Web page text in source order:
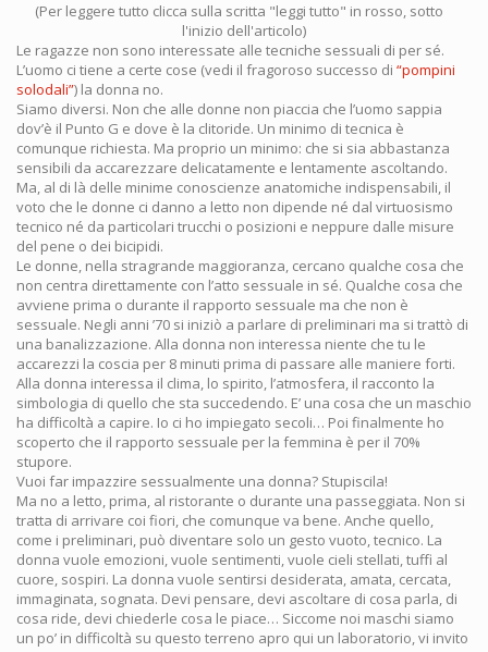
(Per leggere tutto clicca sulla scritta "leggi tutto" in rosso, sotto
l'inizio dell'articolo)
Le ragazze non sono interessate alle tecniche sessuali di per sé.
L’uomo ci tiene a certe cose (vedi il fragoroso successo di “pompini
solodali”) la donna no.
Siamo diversi. Non che alle donne non piaccia che l’uomo sappia
dov’è il Punto G e dove è la clitoride. Un minimo di tecnica è
comunque richiesta. Ma proprio un minimo: che si sia abbastanza
sensibili da accarezzare delicatamente e lentamente ascoltando.
Ma, al di là delle minime conoscienze anatomiche indispensabili, il
voto che le donne ci danno a letto non dipende né dal virtuosismo
tecnico né da particolari trucchi o posizioni e neppure dalle misure
del pene o dei bicipidi.
Le donne, nella stragrande maggioranza, cercano qualche cosa che
non centra direttamente con l’atto sessuale in sé. Qualche cosa che
avviene prima o durante il rapporto sessuale ma che non è
sessuale. Negli anni ’70 si iniziò a parlare di preliminari ma si trattò di
una banalizzazione. Alla donna non interessa niente che tu le
accarezzi la coscia per 8 minuti prima di passare alle maniere forti.
Alla donna interessa il clima, lo spirito, l’atmosfera, il racconto la
simbologia di quello che sta succedendo. E’ una cosa che un maschio
ha difficoltà a capire. Io ci ho impiegato secoli… Poi finalmente ho
scoperto che il rapporto sessuale per la femmina è per il 70%
stupore.
Vuoi far impazzire sessualmente una donna? Stupiscila!
Ma no a letto, prima, al ristorante o durante una passeggiata. Non si
tratta di arrivare coi fiori, che comunque va bene. Anche quello,
come i preliminari, può diventare solo un gesto vuoto, tecnico. La
donna vuole emozioni, vuole sentimenti, vuole cieli stellati, tuffi al
cuore, sospiri. La donna vuole sentirsi desiderata, amata, cercata,
immaginata, sognata. Devi pensare, devi ascoltare di cosa parla, di
cosa ride, devi chiederle cosa le piace… Siccome noi maschi siamo
un po’ in difficoltà su questo terreno apro qui un laboratorio, vi invito